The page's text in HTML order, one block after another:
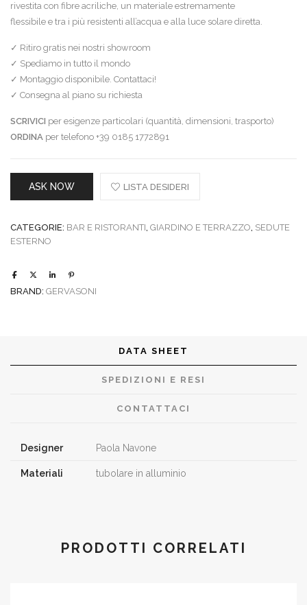
rivestita con fibre acriliche, un materiale estremamente
flessibile e tra i più resistenti all’acqua e alla luce solare diretta.
✓ Ritiro gratis nei nostri showroom
✓ Spediamo in tutto il mondo
✓ Montaggio disponibile. Contattaci!
✓ Consegna al piano su richiesta
SCRIVICI per esigenze particolari (quantità, dimensioni, trasporto)
ORDINA per telefono +39 0185 1772891
ASK NOW LISTA DESIDERI
CATEGORIE: BAR E RISTORANTI, GIARDINO E TERRAZZO, SEDUTE
ESTERNO
BRAND: GERVASONI
DATA SHEET
SPEDIZIONI E RESI
CONTATTACI
Designer Paola Navone
Materiali tubolare in alluminio
PRODOTTI CORRELATI